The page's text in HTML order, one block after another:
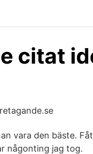
citat
vara den bäste.
någonting jag tog.